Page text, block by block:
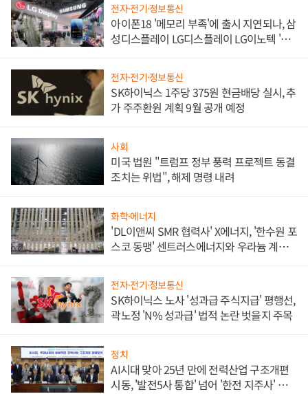
전자·전기·정보통신
아이폰18 '메모리 부족'에 출시 지연되나, 삼
성디스플레이 LG디스플레이 LG이노텍 '탈
전자·전기·정보통신
SK하이닉스 1주당 375원 현금배당 실시, 추
가 주주환원 계획 9월 공개 예정
사회
미국 법원 "트럼프 정부 풍력 프로젝트 동결
조치는 위법", 해제 명령 내려
화학·에너지
'DL이앤씨 SMR 협력사' X에너지, '한수원 포
스코 동맹' 센트러스에너지와 우라늄 계약
전자·전기·정보통신
SK하이닉스 노사 '성과급 주식지급' 평행선,
곽노정 'N% 성과급' 법적 논란 벗을지 주목
정치
AI시대 맞아 25년 만에 전력산업 구조개편
시동, '발전5사 통합' 넘어 '한전 지주사' 재편